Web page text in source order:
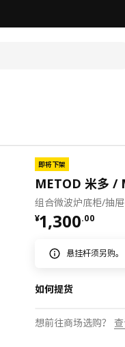
即将下架
METOD 米多 /
组合微波炉底柜/抽
¥1,300.00
¥ 1300.00
悬挂杆须另购。
如何提货
想前往商场选购？